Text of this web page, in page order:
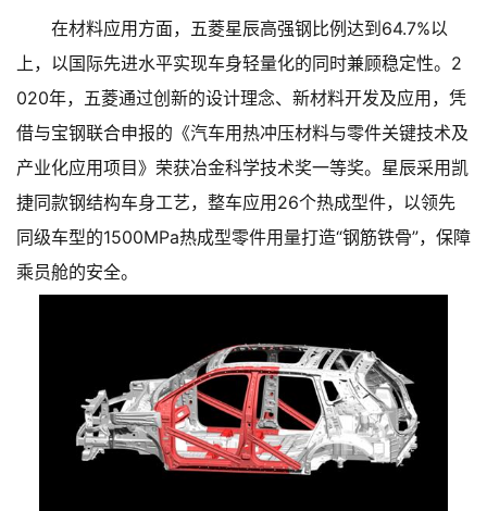
在材料应用方面，五菱星辰高强钢比例达到64.7%以
上，以国际先进水平实现车身轻量化的同时兼顾稳定性。2
020年，五菱通过创新的设计理念、新材料开发及应用，凭
借与宝钢联合申报的《汽车用热冲压材料与零件关键技术及
产业化应用项目》荣获冶金科学技术奖一等奖。星辰采用凯
捷同款钢结构车身工艺，整车应用26个热成型件，以领先
同级车型的1500MPa热成型零件用量打造“钢筋铁骨”，保障
乘员舱的安全。